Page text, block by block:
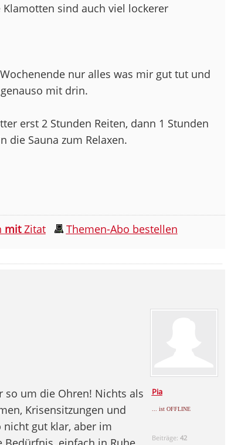
sind auch viel lockerer
nur alles was mir gut tut und
mit drin.
erst 2 Stunden Reiten, dann 1 Stunden
die Sauna zum Relaxen.
mitZitat Themen-Abo bestellen
Pia
... ist OFFLINE
Beiträge: 42
um die Ohren! Nichts als
Krisensitzungen und
gut klar, aber im